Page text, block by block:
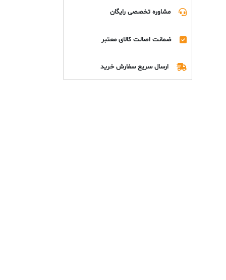
مشاوره تخصصی رایگان
ضمانت اصالت کالای معتبر
ارسال سریع سفارش خرید